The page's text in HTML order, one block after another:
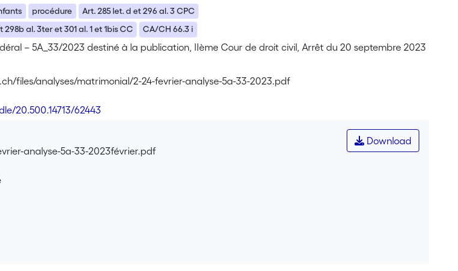
procédure
Art. 285 let. d et 296 al. 3 CPC
al. 3ter et 301 al. 1 et 1bis CC
CA/CH 66.3 i
– 5A_33/2023 destiné à la publication, IIème Cour de droit civil, Arrêt du 20 septembre 2023
files/analyses/matrimonial/2-24-fevrier-analyse-5a-33-2023.pdf
20.500.14713/62443
Download
analyse-5a-33-2023février.pdf